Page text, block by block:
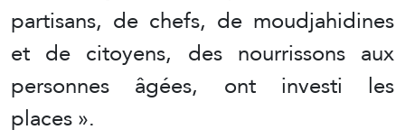
partisans, de chefs, de moudjahidines
et de citoyens, des nourrissons aux
personnes âgées, ont investi les
places ».